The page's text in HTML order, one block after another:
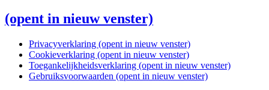
(opent in nieuw venster)
Privacyverklaring (opent in nieuw venster)
Cookieverklaring (opent in nieuw venster)
Toegankelijkheidsverklaring (opent in nieuw venster)
Gebruiksvoorwaarden (opent in nieuw venster)